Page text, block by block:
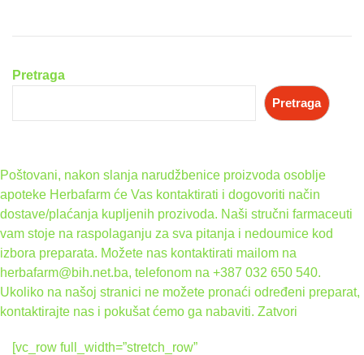
Pretraga
Pretraga
Poštovani, nakon slanja narudžbenice proizvoda osoblje
apoteke Herbafarm će Vas kontaktirati i dogovoriti način
dostave/plaćanja kupljenih prozivoda. Naši stručni farmaceuti
vam stoje na raspolaganju za sva pitanja i nedoumice kod
izbora preparata. Možete nas kontaktirati mailom na
herbafarm@bih.net.ba, telefonom na +387 032 650 540.
Ukoliko na našoj stranici ne možete pronaći određeni preparat,
kontaktirajte nas i pokušat ćemo ga nabaviti. Zatvori
[vc_row full_width=”stretch_row”